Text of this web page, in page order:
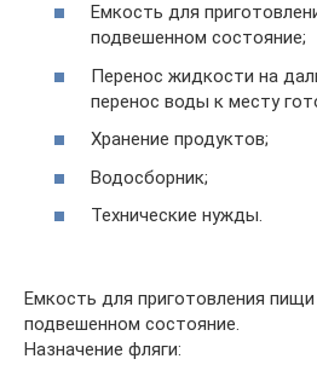
Емкость для
подвешенном состояние;
Перенос жидкости на
перенос воды к месту
Хранение продуктов;
Водосборник;
Технические нужды.
Емкость для приготовления
подвешенном состояние.
Назначение фляги: